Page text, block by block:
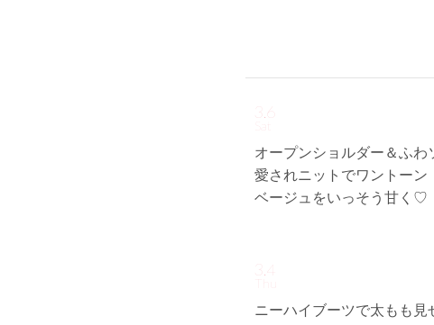
3.6
オープンショルダー＆ふわ
愛されニットでワントーン
ベージュをいっそう甘く♡
3.4
ニーハイブーツで太もも見